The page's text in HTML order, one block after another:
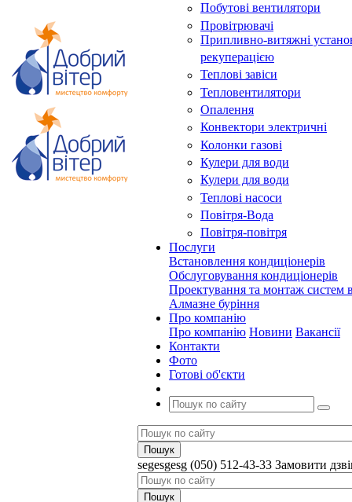
Побутові вентилятори
Провітрювачі
Припливно-витяжні
рекуперацією
Теплові завіси
Тепловентилятори
Опалення
Конвектори электричні
Колонки газові
Кулери для води
Кулери для води
Теплові насоси
Повітря-Вода
Повітря-повітря
Послуги
Встановлення кондиціонерів
Обслуговування кондиціонерів
Проектування та монтаж систем
Алмазне буріння
Про компанію
Про компанію Новини Вакансії
Контакти
Фото
Готові об'єкти
segesgesg (050) 512-43-33 Замовити